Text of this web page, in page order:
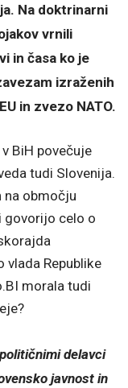
Na doktrinarni
vrnili
in časa ko je
izraženih
in zvezo NATO.
BiH povečuje
tudi Slovenija.
na območju
govorijo celo o
vlada Republike
morala tudi
delavci
javnost in